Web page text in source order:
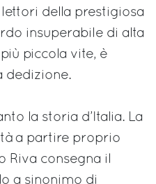
lettori della prestigiosa
insuperabile di alta
piccola vite, è
dedizione.
la storia d’Italia. La
a partire proprio
Riva consegna il
a sinonimo di